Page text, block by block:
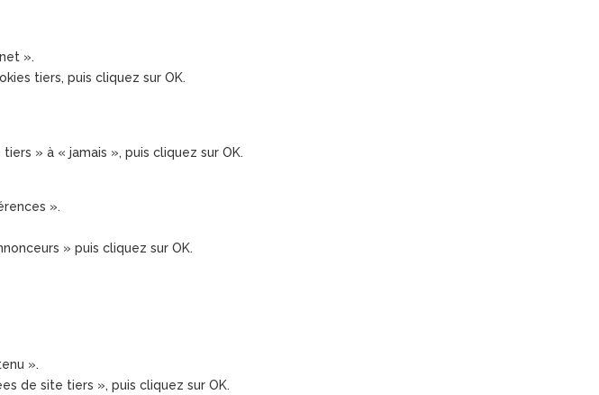
».
tiers, puis cliquez sur OK.
» à « jamais », puis cliquez sur OK.
».
» puis cliquez sur OK.
».
de site tiers », puis cliquez sur OK.